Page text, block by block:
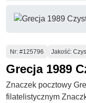
Numer
Nr: #125796 Jakość:
Grecja 1989
Znaczek pocztowy
filatelistycznym